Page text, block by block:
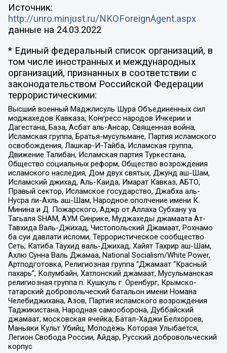
Источник:
http://unro.minjust.ru/NKOForeignAgent.aspx
данные на 24.03.2022
* Единый федеральный список организаций, в
том числе иностранных и международных
организаций, признанных в соответствии с
законодательством Российской Федерации
террористическими:
Высший военный Маджлисуль Шура Объединенных сил
моджахедов Кавказа, Конгресс народов Ичкерии и
Дагестана, База, Асбат аль-Ансар, Священная война,
Исламская группа, Братья-мусульмане, Партия исламского
освобождения, Лашкар-И-Тайба, Исламская группа,
Движение Талибан, Исламская партия Туркестана,
Общество социальных реформ, Общество возрождения
исламского наследия, Дом двух святых, Джунд аш-Шам,
Исламский джихад, Аль-Каида, Имарат Кавказ, АБТО,
Правый сектор, Исламское государство, Джабха аль-
Нусра ли-Ахль аш-Шам, Народное ополчение имени К.
Минина и Д. Пожарского, Аджр от Аллаха Субхану уа
Тагьаля SHAM, АУМ Синрике, Муджахеды джамаата Ат-
Тавхида Валь-Джихад, Чистопольский Джамаат, Рохнамо
ба суи давлати исломи, Террористическое сообщество
Сеть, Катиба Таухид валь-Джихад, Хайят Тахрир аш-Шам,
Ахлю Сунна Валь Джамаа, National Socialism/White Power,
Артподготовка, Религиозная группа “Джамаат “Красный
пахарь”, Колумбайн, Хатлонский джамаат, Мусульманская
религиозная группа п. Кушкуль г. Оренбург, Крымско-
татарский добровольческий батальон имени Номана
Челебиджихана, Азов, Партия исламского возрождения
Таджикистана, Народная самооборона, Дуббайский
джамаат, московская ячейка, Батал-Хаджи Белхороев,
Маньяки Культ Убийц, Молодёжь Которая Улыбается,
Легион Свобода России, Айдар, Русский добровольческий
корпус